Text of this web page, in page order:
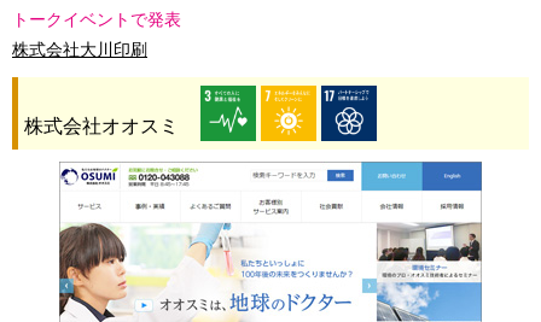
トークイベントで発表
株式会社大川印刷
株式会社オオスミ